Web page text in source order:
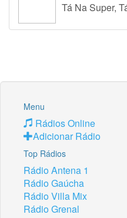
Tá Na Super,
Menu
Rádios Online
Adicionar Rádio
Top Rádios
Rádio Antena 1
Rádio Gaúcha
Rádio Villa Mix
Rádio Grenal